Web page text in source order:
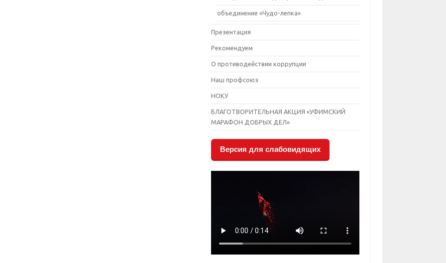
объединение «Чудо-лепка»
Презентация
Рекомендуем
О противодействии коррупции
Наш профсоюз
НОКУ
БЛАГОТВОРИТЕЛЬНАЯ АКЦИЯ «УФИМСКИЙ
МАРАФОН ДОБРЫХ ДЕЛ»
Версия для слабовидящих